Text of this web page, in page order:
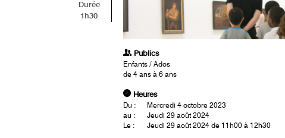
Durée
1h30
Publics
Enfants / Ados
de 4 ans à 6 ans
Heures
Du :
Mercredi 4 octobre 2023
au :
Jeudi 29 août 2024
Le :
Jeudi 29 août 2024 de 11h00 à 12h30